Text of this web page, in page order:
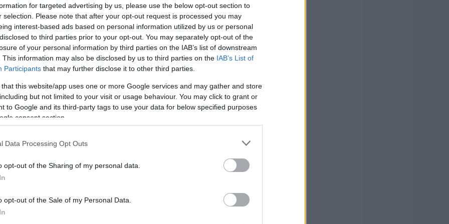
for targeted advertising by us, please use the below opt-out section to
selection. Please note that after your opt-out request is processed you may
interest-based ads based on personal information utilized by us or personal
to third parties prior to your opt-out. You may separately opt-out of the
of your personal information by third parties on the IAB’s list of downstream
This information may also be disclosed by us to third parties on the IAB’s List of
Participants that may further disclose it to other third parties.
that this website/app uses one or more Google services and may gather and store
but not limited to your visit or usage behaviour. You may click to grant or
to Google and its third-party tags to use your data for below specified purposes
consent section.
Data Processing Opt Outs
opt-out of the Sharing of my personal data.
opt-out of the Sale of my Personal Data.
Του Βαγγέλη Πάτα/
info@eurohoops.net
Μετά τον ίδιο, ήρθε η σειρά τηςΑΕΚ
να ανακοινώσει τη συμφωνία με τον
Τζος Όουενς.
Αναλυτικά η ανακοίνωση των
“κιτρινόμαυρων” αναφέρει…
θα φορέσει την τιμημένη φανέλα της
σήμερα (18/06) συμβόλαιο έως το τέλος